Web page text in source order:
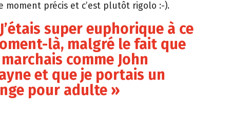
moment précis et c’est plutôt rigolo :-).
super euphorique à ce
là, malgré le fait que
comme John
et que je portais un
pour adulte »